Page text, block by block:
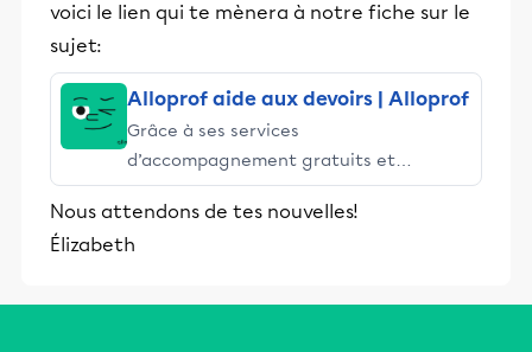
voici le lien qui te mènera à notre fiche sur le
sujet:
Alloprof aide aux devoirs | Alloprof
Grâce à ses services
d’accompagnement gratuits et
stimulants, Alloprof engage les élèves
et leurs parents dans la réussite
éducative.
Nous attendons de tes nouvelles!
Élizabeth